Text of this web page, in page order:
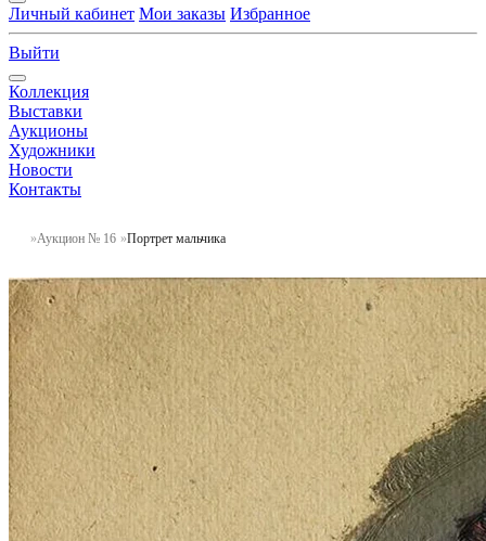
Личный кабинет Мои заказы Избранное
Выйти
Коллекция
Выставки
Аукционы
Художники
Новости
Контакты
Аукцион № 16 Портрет мальчика